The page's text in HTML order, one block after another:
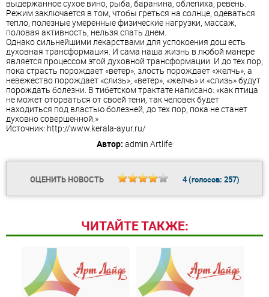
выдержанное сухое вино, рыба, баранина, облепиха, ревень.
Режим заключается в том, чтобы греться на солнце, одеваться
тепло, полезные умеренные физические нагрузки, массаж,
половая активность, нельзя спать днем.
Однако сильнейшими лекарствами для успокоения дош есть
духовная трансформация. И сама наша жизнь в любой манере
является процессом этой духовной трансформации. И до тех пор,
пока страсть порождает «ветер», злость порождает «желчь», а
невежество порождает «слизь», «ветер», «желчь» и «слизь» будут
порождать болезни. В тибетском трактате написано: «как птица
не может оторваться от своей тени, так человек будет
находиться под властью болезней, до тех пор, пока не станет
духовно совершенной.»
Источник: http://www.kerala-ayur.ru/
Автор: admin Artlife
ОЦЕНИТЬ НОВОСТЬ 4(голосов: 257)
ЧИТАЙТЕ ТАКЖЕ: